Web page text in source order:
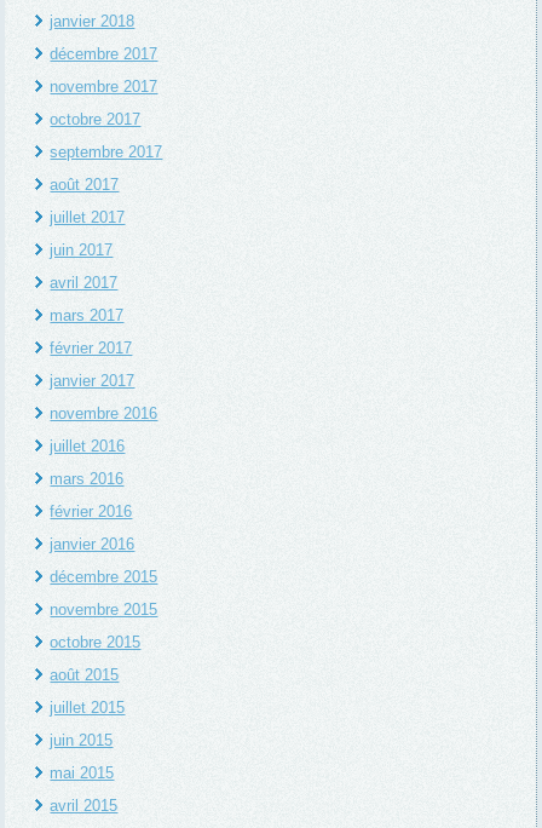
janvier 2018
décembre 2017
novembre 2017
octobre 2017
septembre 2017
août 2017
juillet 2017
juin 2017
avril 2017
mars 2017
février 2017
janvier 2017
novembre 2016
juillet 2016
mars 2016
février 2016
janvier 2016
décembre 2015
novembre 2015
octobre 2015
août 2015
juillet 2015
juin 2015
mai 2015
avril 2015